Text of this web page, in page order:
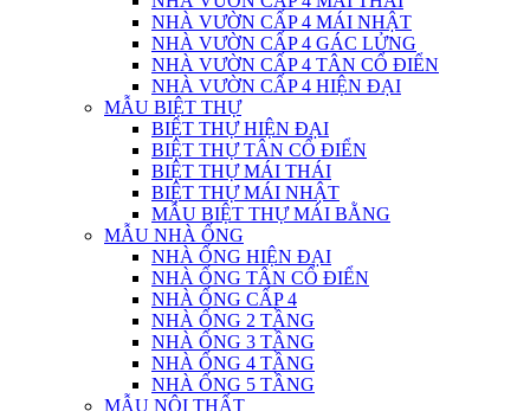
NHÀ VƯỜN CẤP 4 MÁI NHẬT
NHÀ VƯỜN CẤP 4 GÁC LỬNG
NHÀ VƯỜN CẤP 4 TÂN CỔ ĐIỂN
NHÀ VƯỜN CẤP 4 HIỆN ĐẠI
MẪU BIỆT THỰ
BIỆT THỰ HIỆN ĐẠI
BIỆT THỰ TÂN CỔ ĐIỂN
BIỆT THỰ MÁI THÁI
BIỆT THỰ MÁI NHẬT
MẪU BIỆT THỰ MÁI BẰNG
MẪU NHÀ ỐNG
NHÀ ỐNG HIỆN ĐẠI
NHÀ ỐNG TÂN CỔ ĐIỂN
NHÀ ỐNG CẤP 4
NHÀ ỐNG 2 TẦNG
NHÀ ỐNG 3 TẦNG
NHÀ ỐNG 4 TẦNG
NHÀ ỐNG 5 TẦNG
MẪU NỘI THẤT